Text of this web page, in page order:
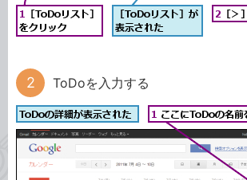
ToDoを入力する